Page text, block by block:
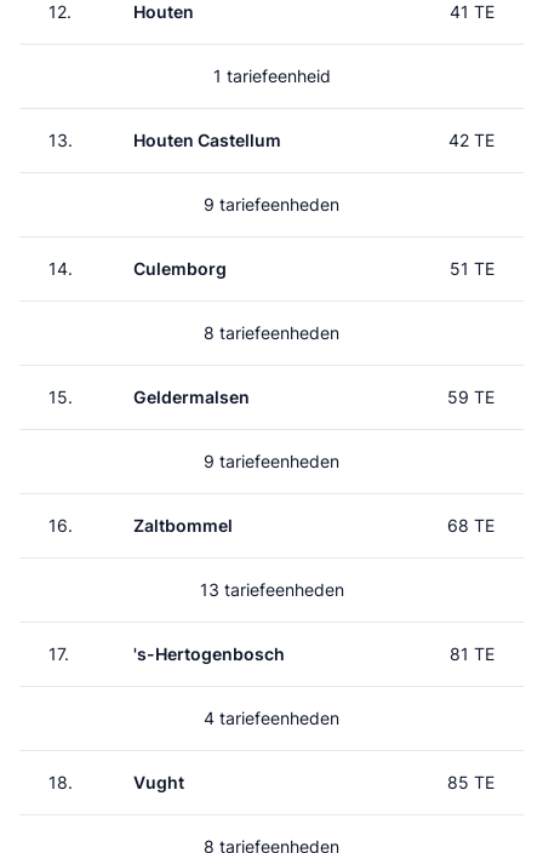
12. Houten 41 TE
1 tariefeenheid
13. Houten Castellum 42 TE
9 tariefeenheden
14. Culemborg 51 TE
8 tariefeenheden
15. Geldermalsen 59 TE
9 tariefeenheden
16. Zaltbommel 68 TE
13 tariefeenheden
17. 's-Hertogenbosch 81 TE
4 tariefeenheden
18. Vught 85 TE
8 tariefeenheden